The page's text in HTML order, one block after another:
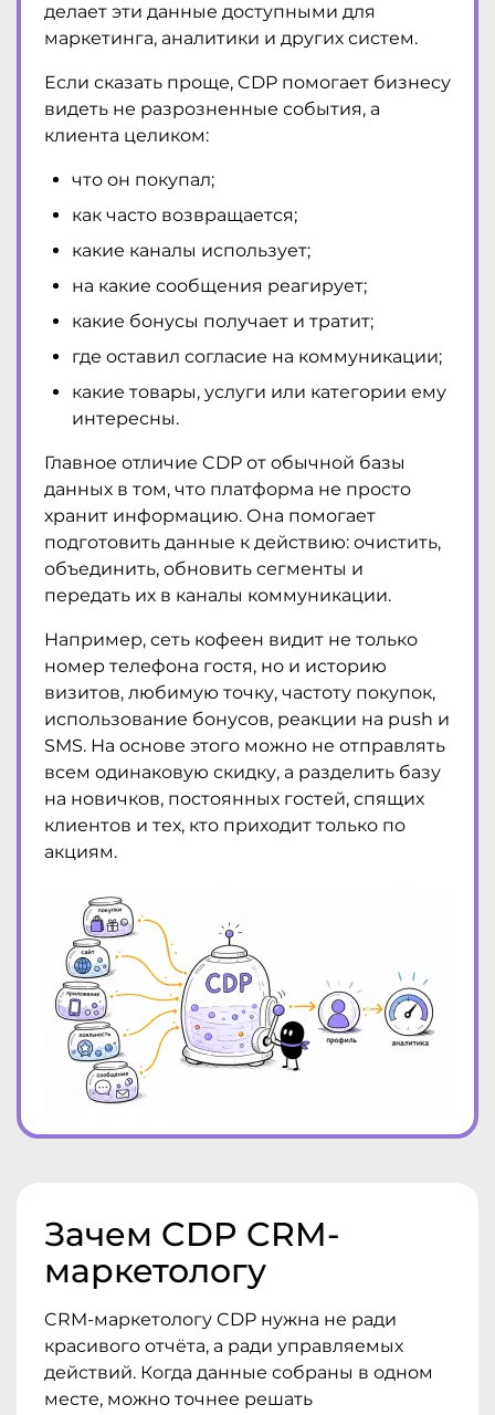
делает эти данные доступными для
маркетинга, аналитики и других систем.
Если сказать проще, CDP помогает бизнесу
видеть не разрозненные события, а
клиента целиком:
что он покупал;
как часто возвращается;
какие каналы использует;
на какие сообщения реагирует;
какие бонусы получает и тратит;
где оставил согласие на коммуникации;
какие товары, услуги или категории ему
интересны.
Главное отличие CDP от обычной базы
данных в том, что платформа не просто
хранит информацию. Она помогает
подготовить данные к действию: очистить,
объединить, обновить сегменты и
передать их в каналы коммуникации.
Например, сеть кофеен видит не только
номер телефона гостя, но и историю
визитов, любимую точку, частоту покупок,
использование бонусов, реакции на push и
SMS. На основе этого можно не отправлять
всем одинаковую скидку, а разделить базу
на новичков, постоянных гостей, спящих
клиентов и тех, кто приходит только по
акциям.
Зачем CDP CRM-
маркетологу
CRM-маркетологу CDP нужна не ради
красивого отчёта, а ради управляемых
действий. Когда данные собраны в одном
месте, можно точнее решать